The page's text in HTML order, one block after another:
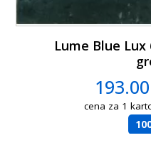
Lume Blue Lux
cena za 1